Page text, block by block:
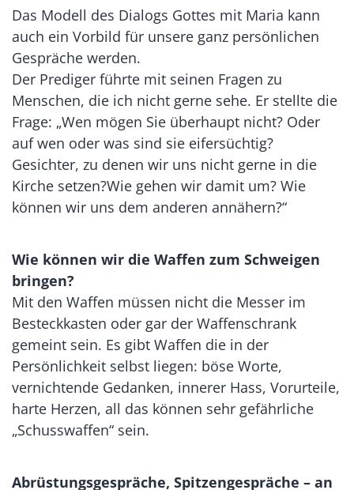
Das Modell des Dialogs Gottes mit Maria kann
auch ein Vorbild für unsere ganz persönlichen
Gespräche werden.
Der Prediger führte mit seinen Fragen zu
Menschen, die ich nicht gerne sehe. Er stellte die
Frage: „Wen mögen Sie überhaupt nicht? Oder
auf wen oder was sind sie eifersüchtig?
Gesichter, zu denen wir uns nicht gerne in die
Kirche setzen?Wie gehen wir damit um? Wie
können wir uns dem anderen annähern?“
Wie können wir die Waffen zum Schweigen
bringen?
Mit den Waffen müssen nicht die Messer im
Besteckkasten oder gar der Waffenschrank
gemeint sein. Es gibt Waffen die in der
Persönlichkeit selbst liegen: böse Worte,
vernichtende Gedanken, innerer Hass, Vorurteile,
harte Herzen, all das können sehr gefährliche
„Schusswaffen“ sein.
Abrüstungsgespräche, Spitzengespräche – an